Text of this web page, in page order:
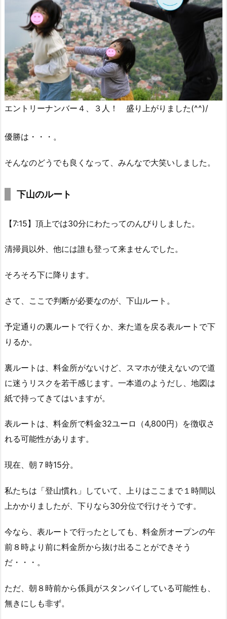
エントリーナンバー４、３人！ 盛り上がりました(^^)/
優勝は・・・。
そんなのどうでも良くなって、みんなで大笑いしました。
下山のルート
【7:15】頂上では30分にわたってのんびりしました。
清掃員以外、他には誰も登って来ませんでした。
そろそろ下に降ります。
さて、ここで判断が必要なのが、下山ルート。
予定通りの裏ルートで行くか、来た道を戻る表ルートで下
りるか。
裏ルートは、料金所がないけど、スマホが使えないので道
に迷うリスクを若干感じます。一本道のようだし、地図は
紙で持ってきてはいますが。
表ルートは、料金所で料金32ユーロ（4,800円）を徴収さ
れる可能性があります。
現在、朝７時15分。
私たちは「登山慣れ」していて、上りはここまで１時間以
上かかりましたが、下りなら30分位で行けそうです。
今なら、表ルートで行ったとしても、料金所オープンの午
前８時より前に料金所から抜け出ることができそう
だ・・・。
ただ、朝８時前から係員がスタンバイしている可能性も、
無きにしも非ず。